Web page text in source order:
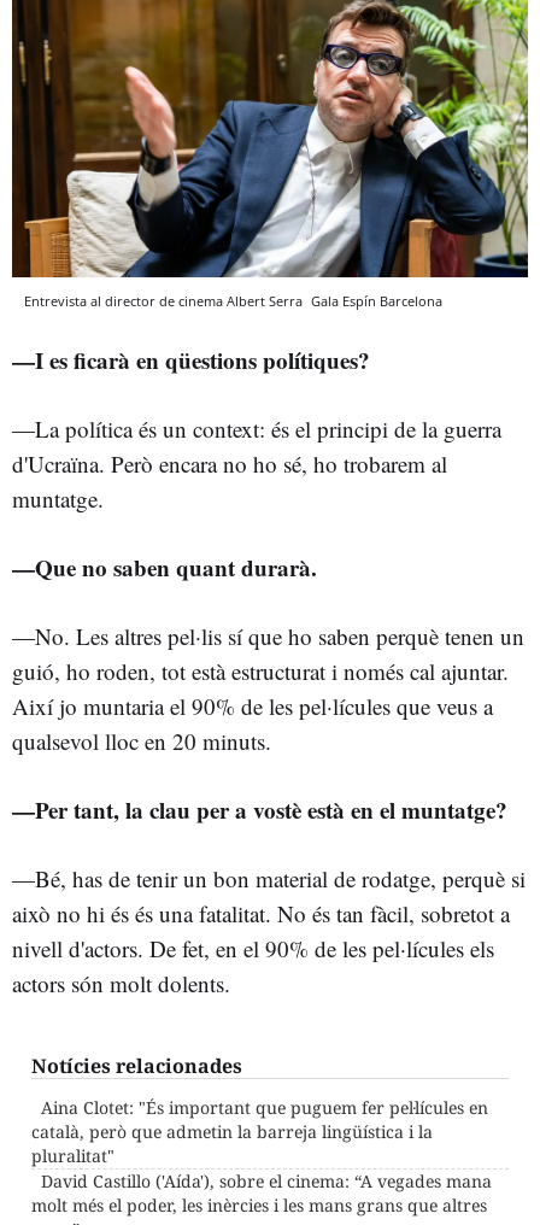
Entrevista al director de cinema Albert Serra Gala Espín Barcelona
—I es ficarà en qüestions polítiques?
—La política és un context: és el principi de la guerra
d'Ucraïna. Però encara no ho sé, ho trobarem al
muntatge.
—Que no saben quant durarà.
—No. Les altres pel·lis sí que ho saben perquè tenen un
guió, ho roden, tot està estructurat i només cal ajuntar.
Així jo muntaria el 90% de les pel·lícules que veus a
qualsevol lloc en 20 minuts.
—Per tant, la clau per a vostè està en el muntatge?
—Bé, has de tenir un bon material de rodatge, perquè si
això no hi és és una fatalitat. No és tan fàcil, sobretot a
nivell d'actors. De fet, en el 90% de les pel·lícules els
actors són molt dolents.
Notícies relacionades
Aina Clotet: "És important que puguem fer pel·lícules en
català, però que admetin la barreja lingüística i la
pluralitat"
David Castillo ('Aída'), sobre el cinema: “A vegades mana
molt més el poder, les inèrcies i les mans grans que altres